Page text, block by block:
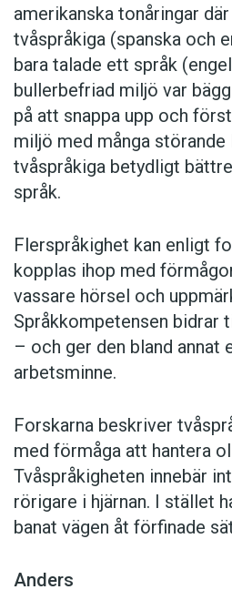
amerikanska tonåringar
tvåspråkiga (spanska och
bara talade ett språk
bullerbefriad miljö var
på att snappa upp och
miljö med många störande
tvåspråkiga betydligt
språk.
Flerspråkighet kan enligt
kopplas ihop med
vassare hörsel och
Språkkompetensen bidrar
– och ger den bland annat
arbetsminne.
Forskarna beskriver
med förmåga att hantera
Tvåspråkigheten innebär
rörigare i hjärnan. I stället
banat vägen åt förfinade
Anders